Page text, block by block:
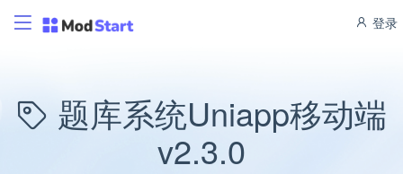
登录
题库系统Uniapp移动端
v2.3.0